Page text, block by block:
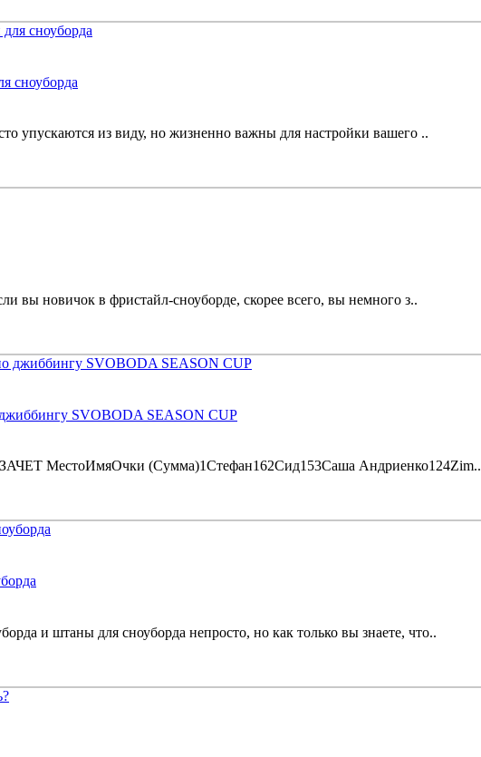
сноуборда
упускаются из виду, но жизненно важны для настройки вашего ..
вы новичок в фристайл-сноуборде, скорее всего, вы немного з..
SVOBODA SEASON CUP
МестоИмяОчки (Сумма)1Стефан162Сид153Саша Андриенко124Zim..
и штаны для сноуборда непросто, но как только вы знаете, что..